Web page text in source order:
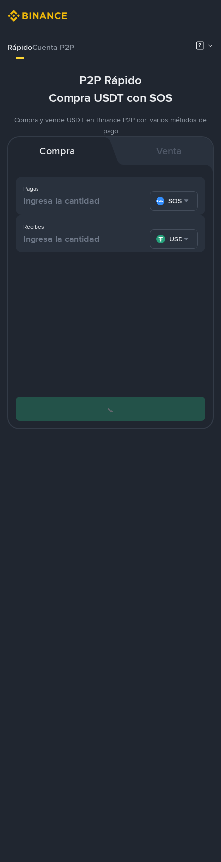
RápidoCuenta P2P
P2P Rápido
Compra USDT con SOS
Compra y vende USDT en Binance P2P con varios métodos de
pago
Compra Venta
Pagas
SOS
Recibes
USDT